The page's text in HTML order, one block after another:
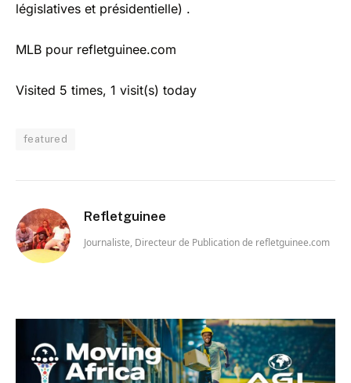
législatives et présidentielle) .
MLB pour refletguinee.com
Visited 5 times, 1 visit(s) today
featured
Refletguinee
Journaliste, Directeur de Publication de refletguinee.com